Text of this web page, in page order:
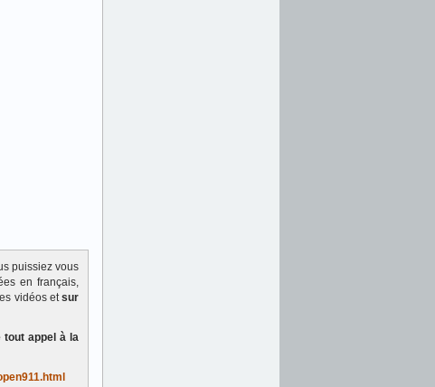
puissiez vous
en français,
vidéos etsur
tout appel à la